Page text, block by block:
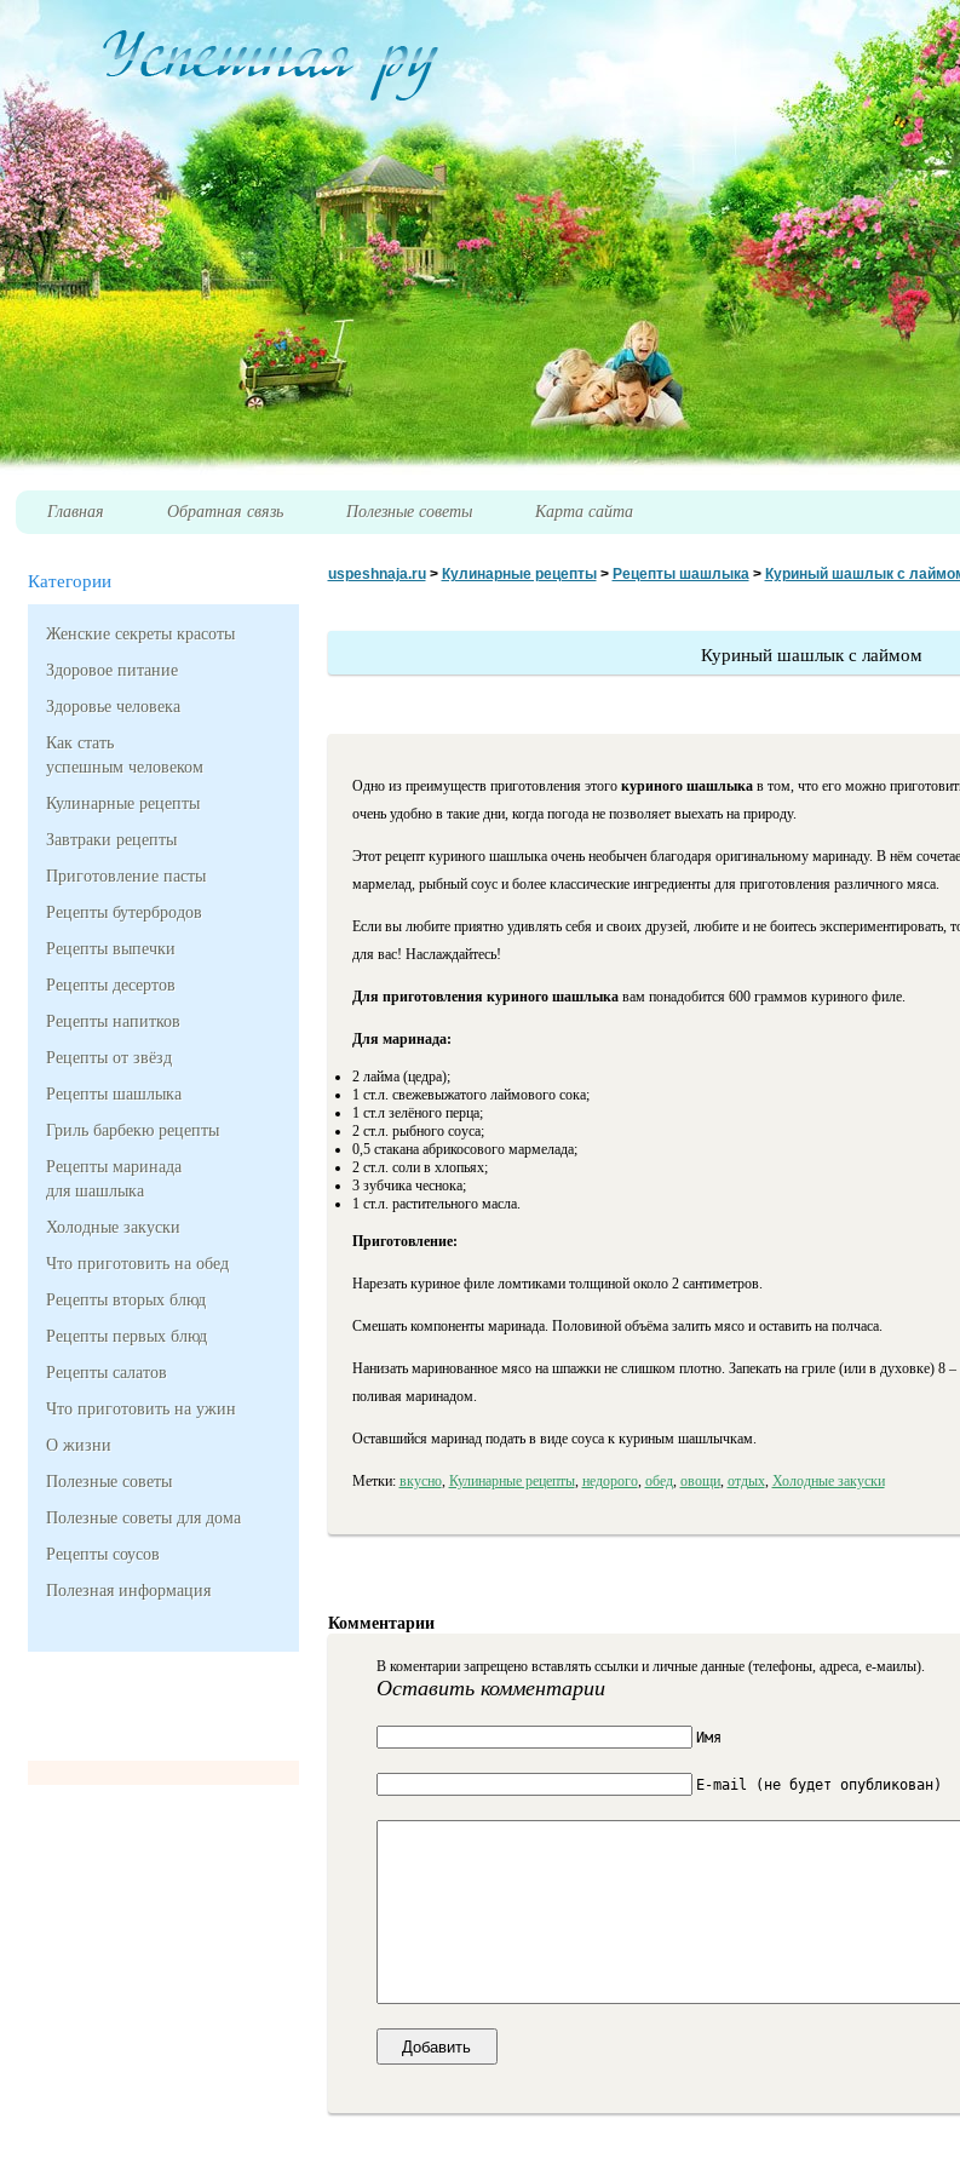
Главная Обратная связь Полезные советы Карта сайта
Категории
Женские секреты красоты
Здоровое питание
Здоровье человека
Как стать
успешным человеком
Кулинарные рецепты
Завтраки рецепты
Приготовление пасты
Рецепты бутербродов
Рецепты выпечки
Рецепты десертов
Рецепты напитков
Рецепты от звёзд
Рецепты шашлыка
Гриль барбекю рецепты
Рецепты маринада
для шашлыка
Холодные закуски
Что приготовить на обед
Рецепты вторых блюд
Рецепты первых блюд
Рецепты салатов
Что приготовить на ужин
О жизни
Полезные советы
Полезные советы для дома
Рецепты соусов
Полезная информация
uspeshnaja.ru> Кулинарные рецепты> Рецепты шашлыка> Куриный шашлык с
Куриный шашлык с лаймом
Одно из преимуществ приготовления этого куриного шашлыкав том, что его можно
очень удобно в такие дни, когда погода не позволяет выехать на природу.
Этот рецепт куриного шашлыка очень необычен благодаря оригинальному маринаду. В нём
мармелад, рыбный соус и более классические ингредиентыдля приготовления различного мяса.
Если вы любите приятно удивлять себя и своих друзей, любите и не боитесь экспериментировать,
для вас! Наслаждайтесь!
Для приготовления куриного шашлыкавам понадобится 600 граммов куриного филе.
Для маринада:
2 лайма (цедра);
1 ст.л. свежевыжатого лаймового сока;
1 ст.л зелёного перца;
2 ст.л. рыбного соуса;
0,5 стакана абрикосового мармелада;
2 ст.л. соли в хлопьях;
3 зубчика чеснока;
1 ст.л. растительного масла.
Приготовление:
Нарезать куриное филе ломтиками толщиной около 2 сантиметров.
Смешать компоненты маринада. Половиной объёма залить мясо и оставить на полчаса.
Нанизать маринованное мясо на шпажки не слишком плотно. Запекать на гриле (или в духовке) 8
поливая маринадом.
Оставшийся маринад подать в виде соуса к куриным шашлычкам.
Метки: вкусно, Кулинарные рецепты, недорого, обед, овощи, отдых, Холодные закуски
Комментарии
В коментарии запрещено вставлять ссылки и личные данные (телефоны, адреса, е-маилы).
Оставить комментарии
Имя
E-mail (не будет опубликован)